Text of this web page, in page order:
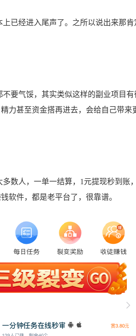
已经进入尾声了。之所以说出来那肯
要气馁，其实类似这样的副业项目有
力甚至资金搭再进去，会给自己带来
数人，一单一结算，1元提现秒到账，
软件，都是老平台了，很靠谱。